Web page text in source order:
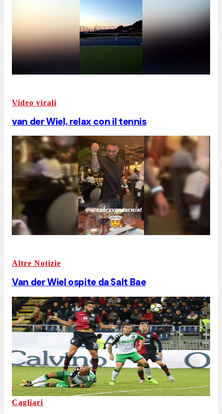
Video virali
van der Wiel, relax con il tennis
Altre Notizie
Van der Wiel ospite da Salt Bae
Cagliari